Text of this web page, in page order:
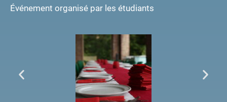
Événement organisé par les étudiants